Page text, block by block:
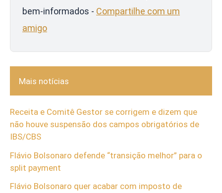
bem-informados - Compartilhe com um
amigo
Mais notícias
Receita e Comitê Gestor se corrigem e dizem que
não houve suspensão dos campos obrigatórios de
IBS/CBS
Flávio Bolsonaro defende “transição melhor” para o
split payment
Flávio Bolsonaro quer acabar com imposto de